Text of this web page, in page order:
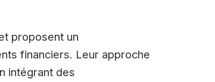
proposent un
financiers. Leur approche
intégrant des